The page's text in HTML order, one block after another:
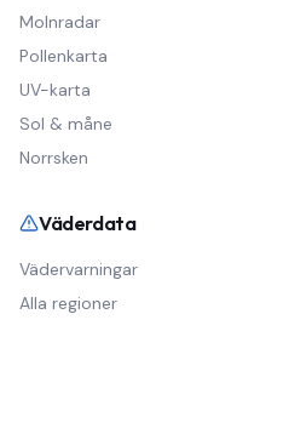
Molnradar
Pollenkarta
UV-karta
Sol & måne
Norrsken
Väderdata
Vädervarningar
Alla regioner